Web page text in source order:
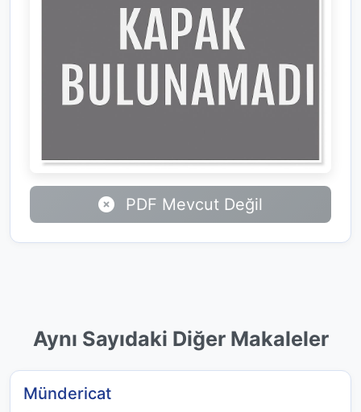
PDF Mevcut Değil
Aynı Sayıdaki Diğer Makaleler
Mündericat